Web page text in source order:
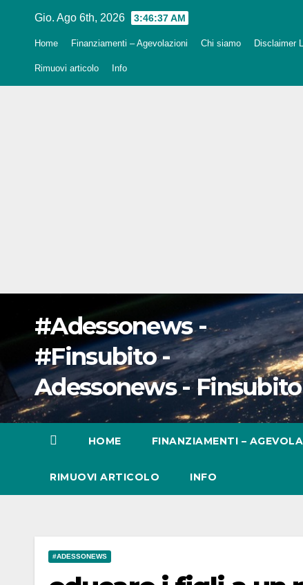
Gio. Ago 6th, 2026 3:46:39 AM
Home Finanziamenti – Agevolazioni Chi siamo Disclaimer
Rimuovi articolo Info
#Adessonews -
#Finsubito -
Adessonews - Finsubito
HOME FINANZIAMENTI –
RIMUOVI ARTICOLO INFO
#ADESSONEWS